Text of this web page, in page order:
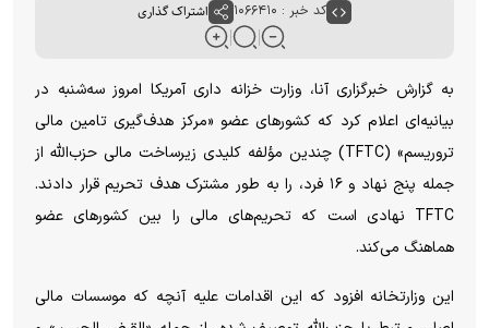
کد خبر : ۱۰۶۶۴۱۰ اشتراک گذاری
به گزارش خبرگزاری آنا، وزارت خزانه داری آمریکا امروز سه‌شنبه در
بیانیه‌ای اعلام کرد که کشورهای عضو «مرکز هدف‌گیری تامین مالی
تروریسم» (TFTC) چندین مؤلفه کلیدی زیرساخت مالی حزب‌الله از
جمله پنج نهاد و ۱۶ فرد، را به طور مشترک هدف تحریم قرار دادند.
TFTC نهادی است که تحریم‌های مالی را بین کشورهای عضو
هماهنگ می‌کند.
این وزارتخانه افزود که این اقدامات علیه آنچه که موسسات مالی